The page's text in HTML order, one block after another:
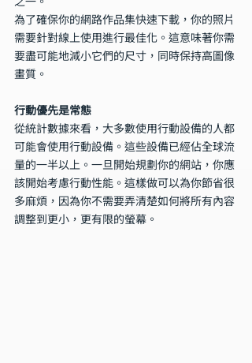
為了確保你的網路作品集快速下載，你的照片
需要針對線上使用進行最佳化。這意味著你需
要盡可能地減小它們的尺寸，同時保持高圖像
畫質。
行動優先是常態
從統計數據來看，大多數使用行動設備的人都
可能會使用行動設備。這些設備已經佔全球流
量的一半以上。一旦開始規劃你的網站，你應
該開始考慮行動性能。這樣做可以為你節省很
多麻煩，因為你不需要弄清楚如何將所有內容
調整到更小，更有限的螢幕。